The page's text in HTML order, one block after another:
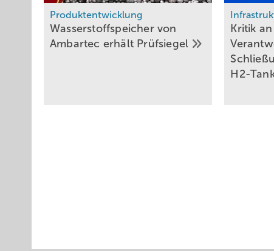
Produktentwicklung
Wasserstoffspeicher von
Ambartec erhält Prüfsiegel
Kritik
H2-